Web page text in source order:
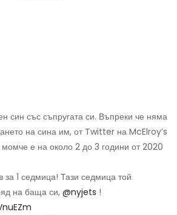
син със съпругата си. Въпреки че няма
на сина им, от Twitter на McElroy’s
момче е на около 2 до 3 години от 2020
за 1 седмица! Тази седмица той
на баща си, @nyjets !